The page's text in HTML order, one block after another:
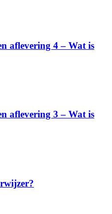
aflevering 4 – Wat is
aflevering 3 – Wat is